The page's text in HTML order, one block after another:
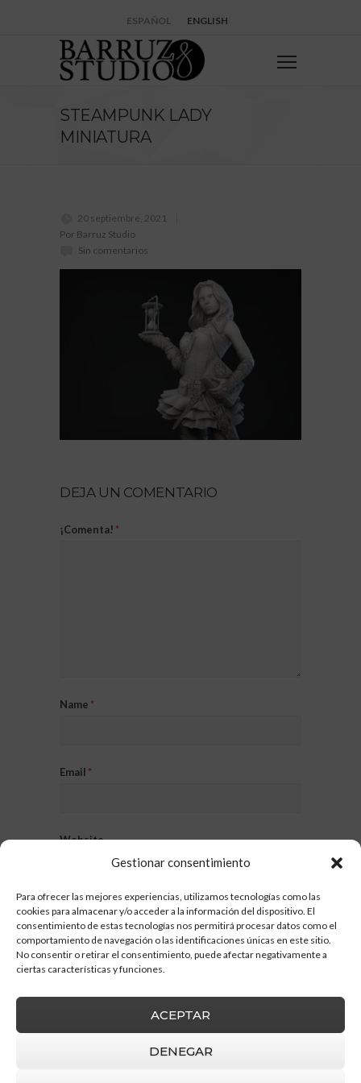
Gestionar consentimiento
Para ofrecer las mejores experiencias, utilizamos tecnologías como las
cookies para almacenar y/o acceder a la información del dispositivo. El
consentimiento de estas tecnologías nos permitirá procesar datos como el
comportamiento de navegación o las identificaciones únicas en este sitio.
No consentir o retirar el consentimiento, puede afectar negativamente a
ciertas características y funciones.
ACEPTAR
DENEGAR
ESPAÑOL ENGLISH
STEAMPUNK LADY
MINIATURA
20 septiembre, 2021
Por Barruz Studio
Sin comentarios
DEJA UN COMENTARIO
¡Comenta! *
Name *
Email *
Website